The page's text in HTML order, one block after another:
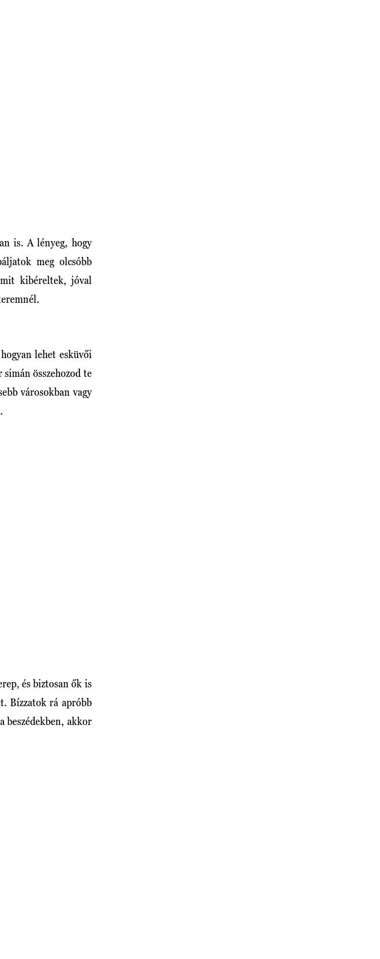
is. A lényeg, hogy
meg olcsóbb
kibéreltek, jóval
lehet esküvői
összehozod te
városokban vagy
és biztosan ők is
Bízzatok rá apróbb
beszédekben, akkor